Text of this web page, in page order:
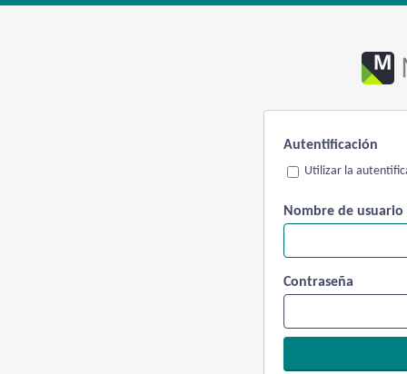
Autentificación
Utilizar la
Nombre de usuario
Contraseña